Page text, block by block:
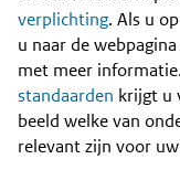
Content
verplichting. Als u
u naar de
met meer
standaarden krijgt u
beeld welke van
relevant zijn voor